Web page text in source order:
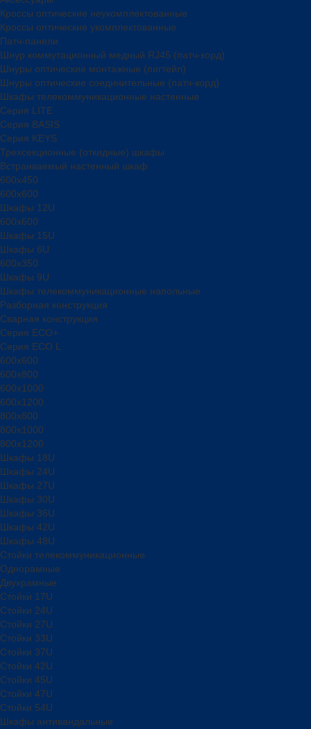
Кроссы оптические неукомплектованные
Кроссы оптические укомплектованные
Патч-панели
Шнур коммутационный медный RJ45 (патч-корд)
Шнуры оптические монтажные (пигтейл)
Шнуры оптические соединительные (патч-корд)
Шкафы телекоммуникационные настенные
Cерия LITE
Cерия BASIS
Cерия KEYS
Трехсекционные (откидные) шкафы
Встраиваемый настенный шкаф
600x450
600x600
Шкафы 12U
600x600
Шкафы 15U
Шкафы 6U
600x350
Шкафы 9U
Шкафы телекоммуникационные напольные
Разборная конструкция
Сварная конструкция
Серия ECO+
Серия ECO L
600x600
600x800
600х1000
600х1200
800x800
800х1000
800х1200
Шкафы 18U
Шкафы 24U
Шкафы 27U
Шкафы 30U
Шкафы 36U
Шкафы 42U
Шкафы 48U
Стойки телекоммуникационные
Однорамные
Двухрамные
Стойки 17U
Стойки 24U
Стойки 27U
Стойки 33U
Стойки 37U
Стойки 42U
Стойки 45U
Стойки 47U
Стойки 54U
Шкафы антивандальные